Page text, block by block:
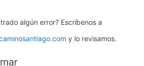
algún error? Escríbenos a
y lo revisamos.